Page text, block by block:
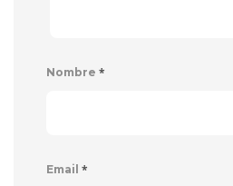
Nombre *
Email *